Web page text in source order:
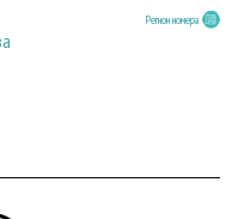
Регион номера